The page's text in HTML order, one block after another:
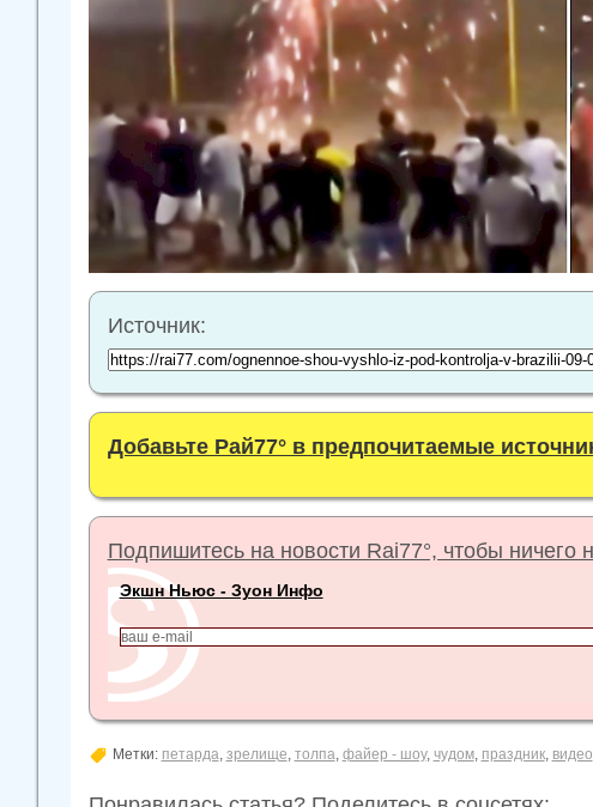
Источник:
Добавьте Рай77° в предпочитаемые
Подпишитесь на новости Rai77°, чтобы ничего
Экшн Ньюс - Зуон Инфо
Метки: петарда, зрелище, толпа, файер - шоу, чудом, праздник, видео